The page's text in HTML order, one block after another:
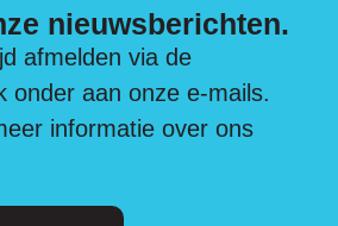
nieuwsberichten.
afmelden via de
onder aan onze e-mails.
informatie over ons